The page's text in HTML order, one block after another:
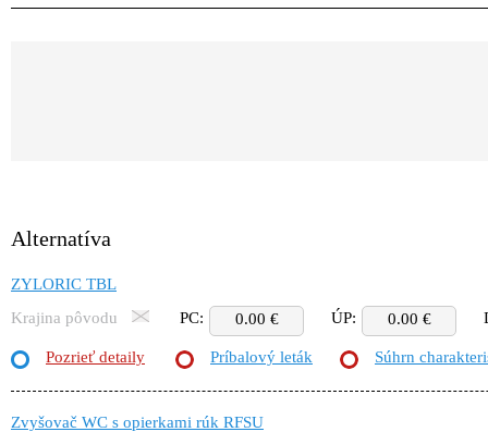
Alternatíva
ZYLORIC TBL
Krajina pôvodu
PC: 0.00 € ÚP: 0.00 €
Pozrieť detaily Príbalový leták Súhrn
Zvyšovač WC s opierkami rúk RFSU